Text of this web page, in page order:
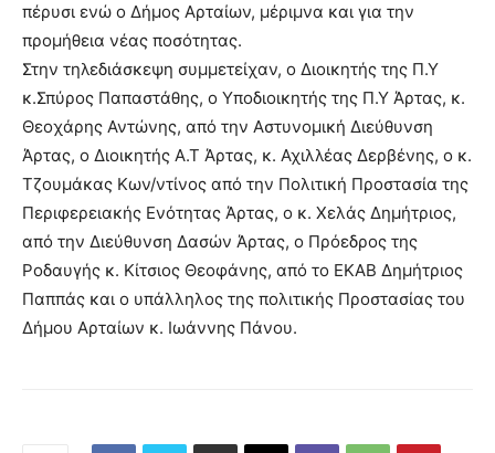
πέρυσι ενώ ο Δήμος Αρταίων, μέριμνα και για την
προμήθεια νέας ποσότητας.
Στην τηλεδιάσκεψη συμμετείχαν, ο Διοικητής της Π.Υ
κ.Σπύρος Παπαστάθης, ο Υποδιοικητής της Π.Υ Άρτας, κ.
Θεοχάρης Αντώνης, από την Αστυνομική Διεύθυνση
Άρτας, ο Διοικητής Α.Τ Άρτας, κ. Αχιλλέας Δερβένης, ο κ.
Τζουμάκας Κων/ντίνος από την Πολιτική Προστασία της
Περιφερειακής Ενότητας Άρτας, ο κ. Χελάς Δημήτριος,
από την Διεύθυνση Δασών Άρτας, ο Πρόεδρος της
Ροδαυγής κ. Κίτσιος Θεοφάνης, από το ΕΚΑΒ Δημήτριος
Παππάς και ο υπάλληλος της πολιτικής Προστασίας του
Δήμου Αρταίων κ. Ιωάννης Πάνου.